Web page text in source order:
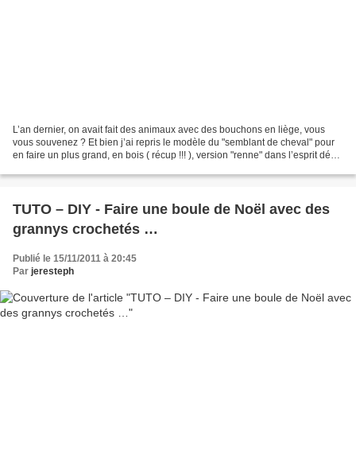
L’an dernier, on avait fait des animaux avec des bouchons en liège, vous
vous souvenez ? Et bien j’ai repris le modèle du "semblant de cheval" pour
en faire un plus grand, en bois ( récup !!! ), version "renne" dans l’esprit déco
TUTO – DIY - Faire une boule de Noël avec des
grannys crochetés …
Publié le 15/11/2011 à 20:45
Par jeresteph